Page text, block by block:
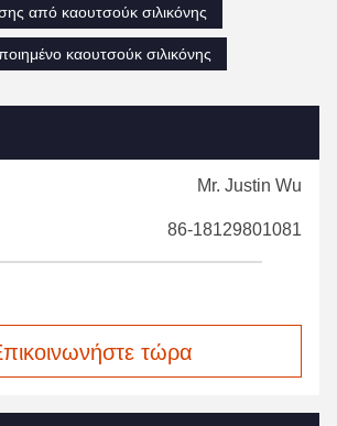
από καουτσούκ σιλικόνης
καουτσούκ σιλικόνης
Mr. Justin Wu
86-18129801081
τώρα